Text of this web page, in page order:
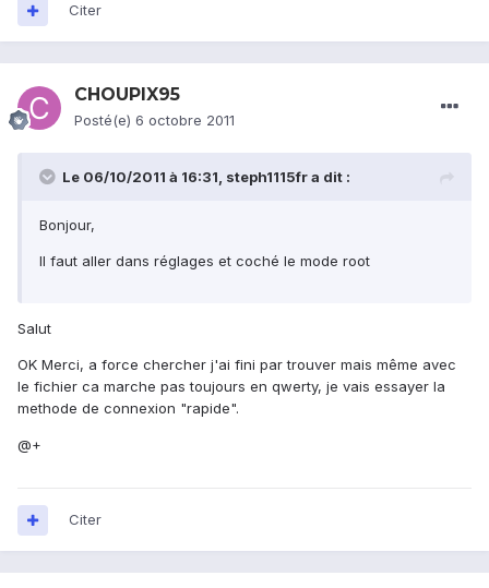
Citer
CHOUPIX95
Posté(e) 6 octobre 2011
Le 06/10/2011 à 16:31, steph1115fr a dit :
Bonjour,
Il faut aller dans réglages et coché le mode root
Salut
OK Merci, a force chercher j'ai fini par trouver mais même avec
le fichier ca marche pas toujours en qwerty, je vais essayer la
methode de connexion "rapide".
@+
Citer